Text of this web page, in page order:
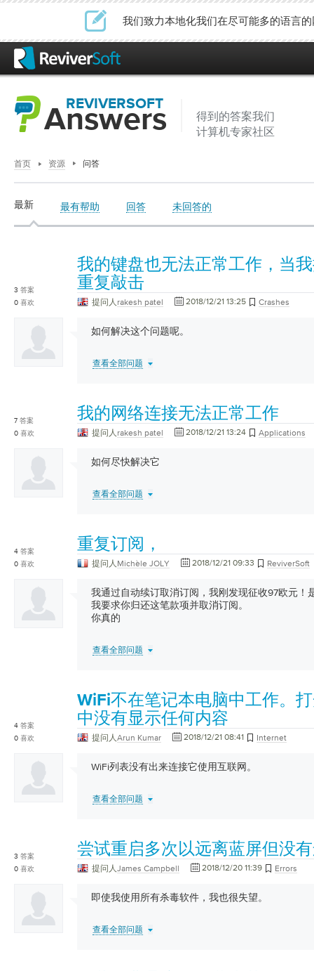
我们致力本地化我们在尽可能多的语言
REVIVERSOFT
Answers
得到的答案我们
计算机专家社区
首页 资源 问答
最新 最有帮助 回答 未回答的
3 答案
0 喜欢
我的键盘也无法正常工作，当
重复敲击
提问人 rakesh patel 2018/12/21 13:25 Crashes
如何解决这个问题呢。
查看全部问题
7 答案
0 喜欢
我的网络连接无法正常工作
提问人 rakesh patel 2018/12/21 13:24 Applications
如何尽快解决它
查看全部问题
4 答案
0 喜欢
重复订阅，
提问人 Michèle JOLY 2018/12/21 09:33 ReviverSoft
我通过自动续订取消订阅，我刚发现征收97欧元！
我要求你归还这笔款项并取消订阅。
你真的
查看全部问题
4 答案
0 喜欢
WiFi不在笔记本电脑中工作。
中没有显示任何内容
提问人Arun Kumar 2018/12/21 08:41 Internet
WiFi列表没有出来连接它使用互联网。
查看全部问题
3 答案
0 喜欢
尝试重启多次以远离蓝屏但没
提问人James Campbell 2018/12/20 11:39 Errors
即使我使用所有杀毒软件，我也很失望。
查看全部问题